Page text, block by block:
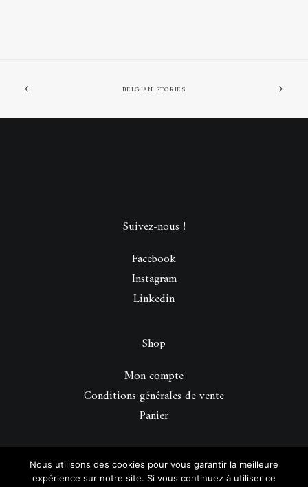
BELGIAN STORIES
© 2026 Be Perfect Magazine.| Tous droits réservés.
Suivez-nous !
Facebook
Instagram
Linkedin
Shop
Mon compte
Conditions générales de vente
Panier
Nous utilisons des cookies pour vous garantir la meilleure
expérience sur notre site. Si vous continuez à utiliser ce